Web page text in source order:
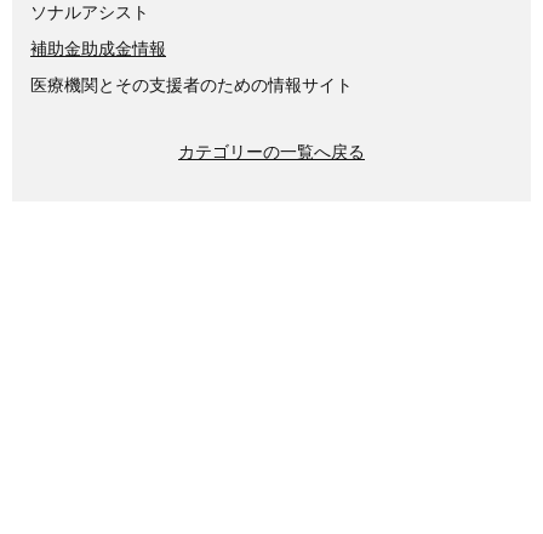
ソナルアシスト
補助金助成金情報
医療機関とその支援者のための情報サイト
カテゴリーの一覧へ戻る